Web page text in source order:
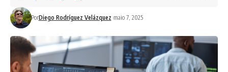
PorDiego Rodríguez Velázquez maio 7, 2025